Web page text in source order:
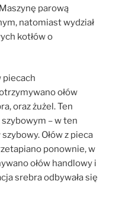
parową
natomiast wydział
kotłów o
piecach
ołów
oraz żużel. Ten
– w ten
Ołów z pieca
ponownie, w
ołów handlowy i
srebra odbywała się